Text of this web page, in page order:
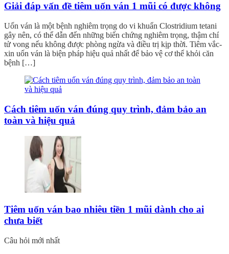
Giải đáp vấn đề tiêm uốn ván 1 mũi có được không
Uốn ván là một bệnh nghiêm trọng do vi khuẩn Clostridium tetani
gây nên, có thể dẫn đến những biến chứng nghiêm trọng, thậm chí
tử vong nếu không được phòng ngừa và điều trị kịp thời. Tiêm vắc-
xin uốn ván là biện pháp hiệu quả nhất để bảo vệ cơ thể khỏi căn
bệnh […]
Cách tiêm uốn ván đúng quy trình, đảm bảo an
toàn và hiệu quả
Tiêm uốn ván bao nhiêu tiền 1 mũi dành cho ai
chưa biết
Câu hỏi mới nhất